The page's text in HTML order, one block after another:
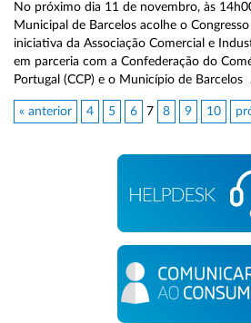
No próximo dia 11 de novembro, às
Municipal de Barcelos acolhe o
iniciativa da Associação Comercial e
em parceria com a Confederação do
Portugal (CCP) e o Município de Barcelos
« anterior 4 5 6 7 8 9 10